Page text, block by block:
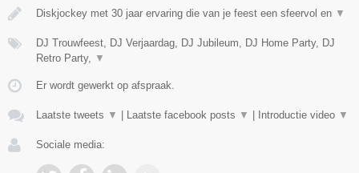
Diskjockey met 30 jaar ervaring die van je feest een sfeervol en ▼
DJ Trouwfeest, DJ Verjaardag, DJ Jubileum, DJ Home Party, DJ
Retro Party, ▼
Er wordt gewerkt op afspraak.
Laatste tweets ▼ Laatste facebook posts ▼ Introductie video ▼
Sociale media: